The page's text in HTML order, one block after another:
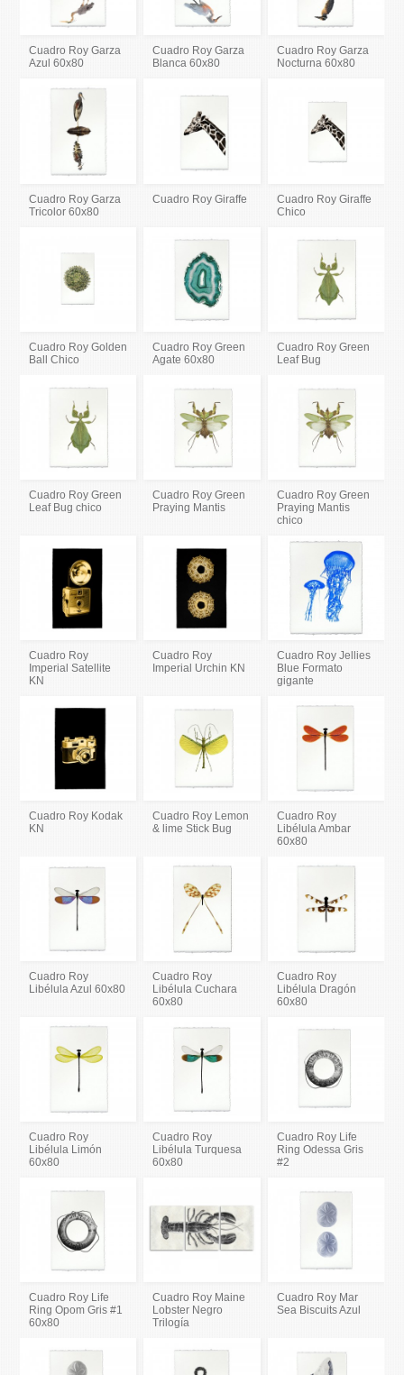
Cuadro Roy Garza
Azul 60x80
Cuadro Roy Garza
Blanca 60x80
Cuadro Roy Garza
Nocturna 60x80
Cuadro Roy Garza
Tricolor 60x80
Cuadro Roy Giraffe
Cuadro Roy Giraffe
Chico
Cuadro Roy Golden
Ball Chico
Cuadro Roy Green
Agate 60x80
Cuadro Roy Green
Leaf Bug
Cuadro Roy Green
Leaf Bug chico
Cuadro Roy Green
Praying Mantis
Cuadro Roy Green
Praying Mantis
chico
Cuadro Roy
Imperial Satellite
KN
Cuadro Roy
Imperial Urchin KN
Cuadro Roy Jellies
Blue Formato
gigante
Cuadro Roy Kodak
KN
Cuadro Roy Lemon
& lime Stick Bug
Cuadro Roy
Libélula Ambar
60x80
Cuadro Roy
Libélula Azul 60x80
Cuadro Roy
Libélula Cuchara
60x80
Cuadro Roy
Libélula Dragón
60x80
Cuadro Roy
Libélula Limón
60x80
Cuadro Roy
Libélula Turquesa
60x80
Cuadro Roy Life
Ring Odessa Gris
#2
Cuadro Roy Life
Ring Opom Gris #1
60x80
Cuadro Roy Maine
Lobster Negro
Trilogía
Cuadro Roy Mar
Sea Biscuits Azul